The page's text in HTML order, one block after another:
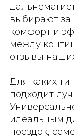
выбирают за
комфорт и
между
отзывы
Для каких
подходит
идеальным
поездок,